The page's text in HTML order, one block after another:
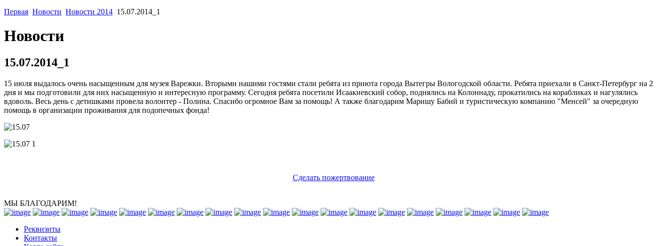
Первая Новости Новости 2014 15.07.2014_1
Новости
15.07.2014_1
15 июля выдалось очень насыщенным для музея Варежки. Вторыми нашими гостями стали ребята из приюта города Вытегры Вологодской области. Ребята приехали в Санкт-Петербург на 2
дня и мы подготовили для них насыщенную и интересную программу. Сегодня ребята посетили Исаакиевский собор, поднялись на Колоннаду, прокатились на корабликах и нагулялись
вдоволь. Весь день с детишками провела волонтер - Полина. Спасибо огромное Вам за помощь! А также благодарим Маришу Бабий и туристическую компанию "Менсей" за очередную
помощь в организации проживания для подопечных фонда!
Сделать пожертвование
МЫ БЛАГОДАРИМ!
Реквизиты
Контакты